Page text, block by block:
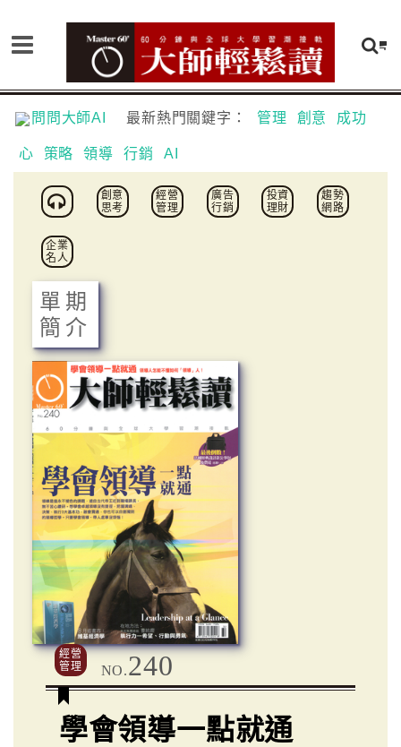
問問大師AI 最新熱門關鍵字： 管理 創意 成功
心 策略 領導 行銷 AI
創意
思考
經營
管理
廣告
行銷
投資
理財
趨勢
網路
企業
名人
單期
簡介
經營
管理
NO.240
學會領導一點就通